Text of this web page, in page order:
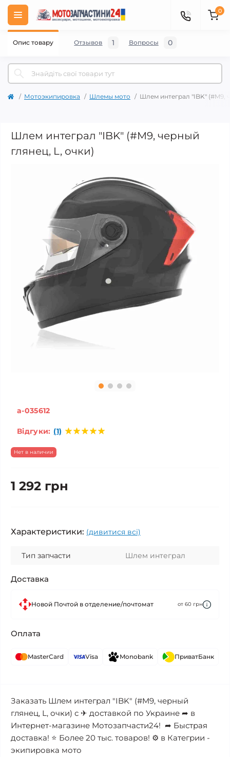
0
Мотоэкипировка Шлемы мото Шлем интеграл "IBK" (#M9,
Шлем интеграл "IBK" (#M9, черный
глянец, L, очки)
a-035612
Відгуки: (1)
Нет в наличии
1 292 грн
Характеристики: (дивитися всі)
Тип запчасти Шлем интеграл
Доставка
Новой Почтой в отделение/почтомат от 60 грн
Оплата
MasterCard Visa Monobank ПриватБанк
Опис товару Отзывов 1 Вопросы 0
Заказать Шлем интеграл "IBK" (#M9, черный
глянец, L, очки) с ✈ доставкой по Украине ➦ в
Интернет-магазине Мотозапчасти24! ➦ Быстрая
доставка! ⭐ Более 20 тыс. товаров! ⚙️ в Категрии -
экипировка мото